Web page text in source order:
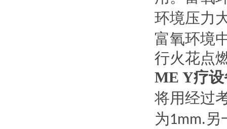
环境压力
富氧环境
行火花点
ME Y疗
将用经过
为1mm.另